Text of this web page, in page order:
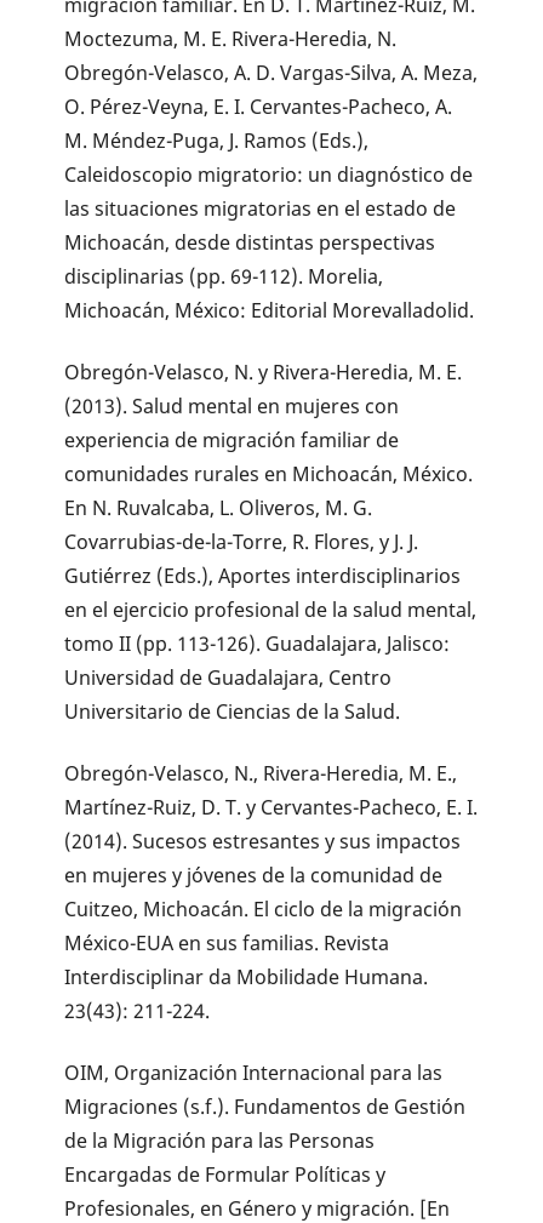
Moctezuma, M. E. Rivera-Heredia, N.
Obregón-Velasco, A. D. Vargas-Silva, A. Meza,
O. Pérez-Veyna, E. I. Cervantes-Pacheco, A.
M. Méndez-Puga, J. Ramos (Eds.),
Caleidoscopio migratorio: un diagnóstico de
las situaciones migratorias en el estado de
Michoacán, desde distintas perspectivas
disciplinarias (pp. 69-112). Morelia,
Michoacán, México: Editorial Morevalladolid.
Obregón-Velasco, N. y Rivera-Heredia, M. E.
(2013). Salud mental en mujeres con
experiencia de migración familiar de
comunidades rurales en Michoacán, México.
En N. Ruvalcaba, L. Oliveros, M. G.
Covarrubias-de-la-Torre, R. Flores, y J. J.
Gutiérrez (Eds.), Aportes interdisciplinarios
en el ejercicio profesional de la salud mental,
tomo II (pp. 113-126). Guadalajara, Jalisco:
Universidad de Guadalajara, Centro
Universitario de Ciencias de la Salud.
Obregón-Velasco, N., Rivera-Heredia, M. E.,
Martínez-Ruiz, D. T. y Cervantes-Pacheco, E. I.
(2014). Sucesos estresantes y sus impactos
en mujeres y jóvenes de la comunidad de
Cuitzeo, Michoacán. El ciclo de la migración
México-EUA en sus familias. Revista
Interdisciplinar da Mobilidade Humana.
23(43): 211-224.
OIM, Organización Internacional para las
Migraciones (s.f.). Fundamentos de Gestión
de la Migración para las Personas
Encargadas de Formular Políticas y
Profesionales, en Género y migración. [En